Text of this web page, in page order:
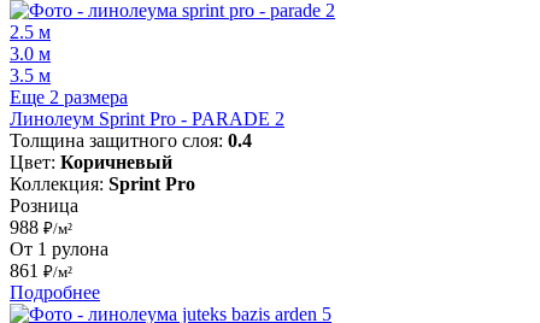
2.5 м
3.0 м
3.5 м
Еще 2 размера
Линолеум Sprint Pro - PARADE 2
Толщина защитного слоя: 0.4
Цвет: Коричневый
Коллекция: Sprint Pro
Розница
988 ₽/м²
От 1 рулона
861 ₽/м²
Подробнее